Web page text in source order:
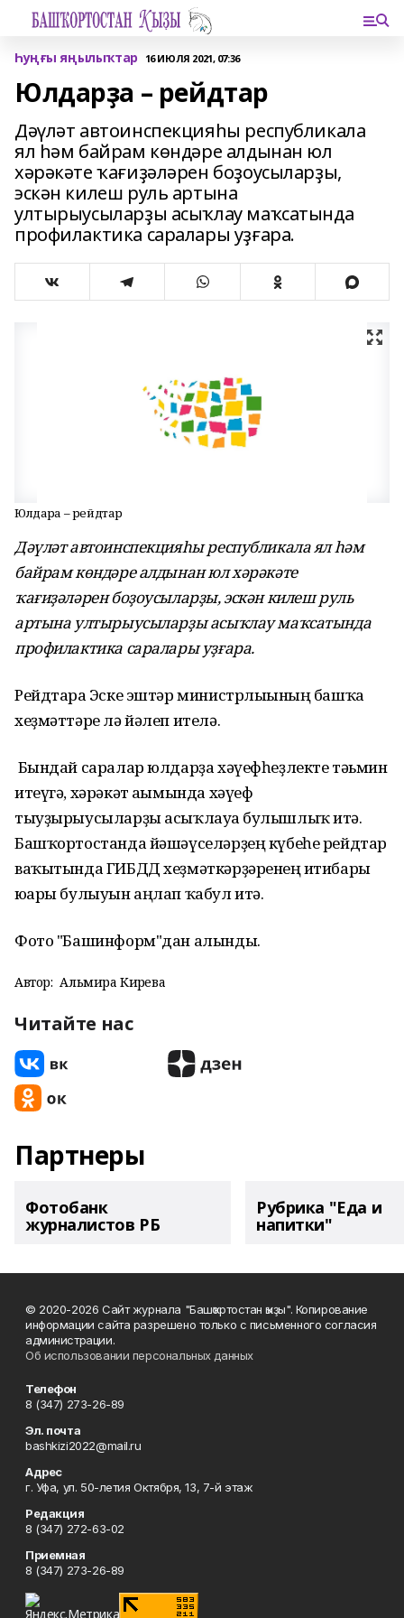
Һуңғы яңылыҡтар 16 ИЮЛЯ 2021, 07:36
Юлдарҙа – рейдтар
Дәүләт автоинспекцияһы республикала
ял һәм байрам көндәре алдынан юл
хәрәкәте ҡағиҙәләрен боҙоусыларҙы,
эскән килеш руль артына
ултырыусыларҙы асыҡлау маҡсатында
профилактика саралары уҙғара.
Юлдарҙа – рейдтар
Дәүләт автоинспекцияһы республикала ял һәм
байрам көндәре алдынан юл хәрәкәте
ҡағиҙәләрен боҙоусыларҙы, эскән килеш руль
артына ултырыусыларҙы асыҡлау маҡсатында
профилактика саралары уҙғара.
Рейдтарға Эске эштәр министрлығының башҡа
хеҙмәттәре лә йәлеп ителә.
Бындай саралар юлдарҙа хәүефһеҙлекте тәьмин
итеүгә, хәрәкәт ағымында хәүеф
тыуҙырыусыларҙы асыҡлауға булышлыҡ итә.
Башҡортостанда йәшәүселәрҙең күбеһе рейдтар
ваҡытында ГИБДД хеҙмәткәрҙәренең иғтибары
юғары булыуын аңлап ҡабул итә.
Фото "Башинформ"дан алынды.
Автор: Альмира Кирәева
Читайте нас
Партнеры
Фотобанк
журналистов РБ
Рубрика "Еда и
напитки"
© 2020-2026 Сайт журнала "Башҡортостан ҡыҙы". Копирование
информации сайта разрешено только с письменного согласия
администрации.
Об использовании персональных данных
Телефон
8 (347) 273-26-89
Эл. почта
bashkizi2022@mail.ru
Адрес
г. Уфа, ул. 50-летия Октября, 13, 7-й этаж
Редакция
8 (347) 272-63-02
Приемная
8 (347) 273-26-89